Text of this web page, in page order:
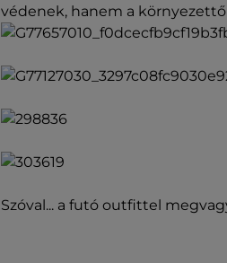
védenek, hanem a
Szóval... a futó outfittel